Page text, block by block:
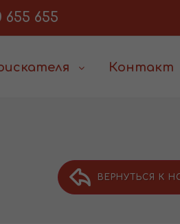
655 655
Контакт
ВЕРНУТЬСЯ К